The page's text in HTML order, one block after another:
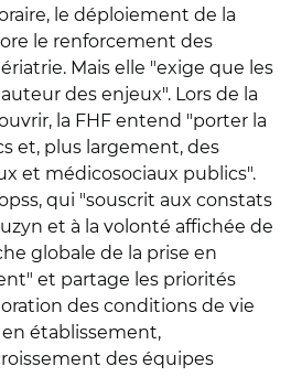
le déploiement de la
le renforcement des
Mais elle "exige que les
des enjeux". Lors de la
la FHF entend "porter la
et, plus largement, des
et médicosociaux publics".
, qui "souscrit aux constats
et à la volonté affichée de
globale de la prise en
et partage les priorités
des conditions de vie
établissement,
des équipes